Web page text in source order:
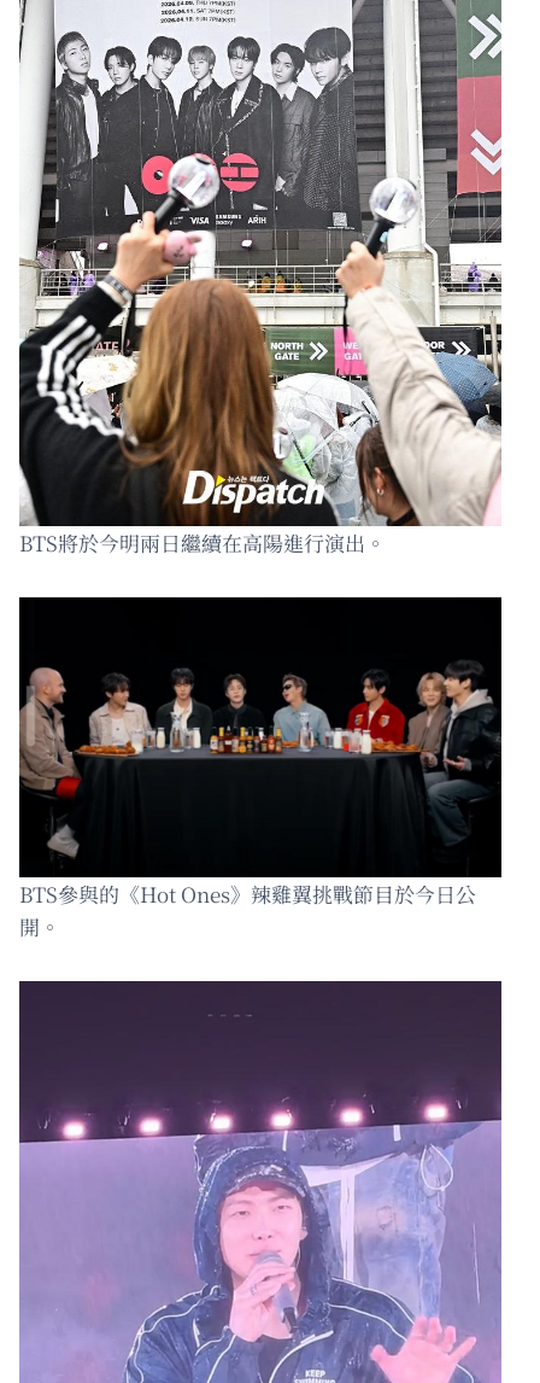
BTS將於今明兩日繼續在高陽進行演出。
BTS參與的《Hot Ones》辣雞翼挑戰節目於今日公
開。